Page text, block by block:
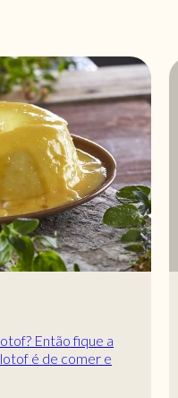
Então fique a
é de comer e